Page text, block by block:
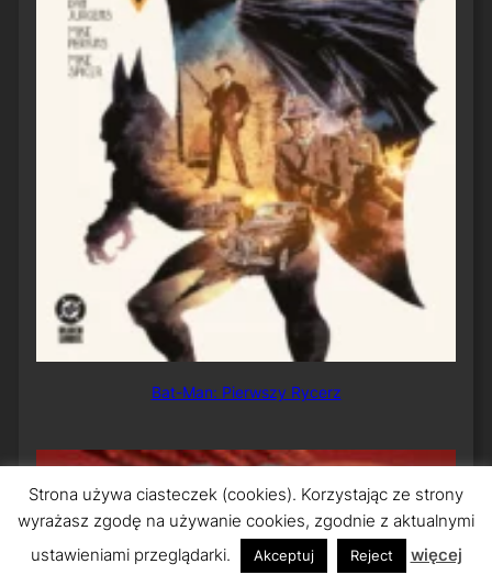
Bat-Man: Pierwszy Rycerz
Strona używa ciasteczek (cookies). Korzystając ze strony
wyrażasz zgodę na używanie cookies, zgodnie z aktualnymi
ustawieniami przeglądarki.
Akceptuj Reject więcej